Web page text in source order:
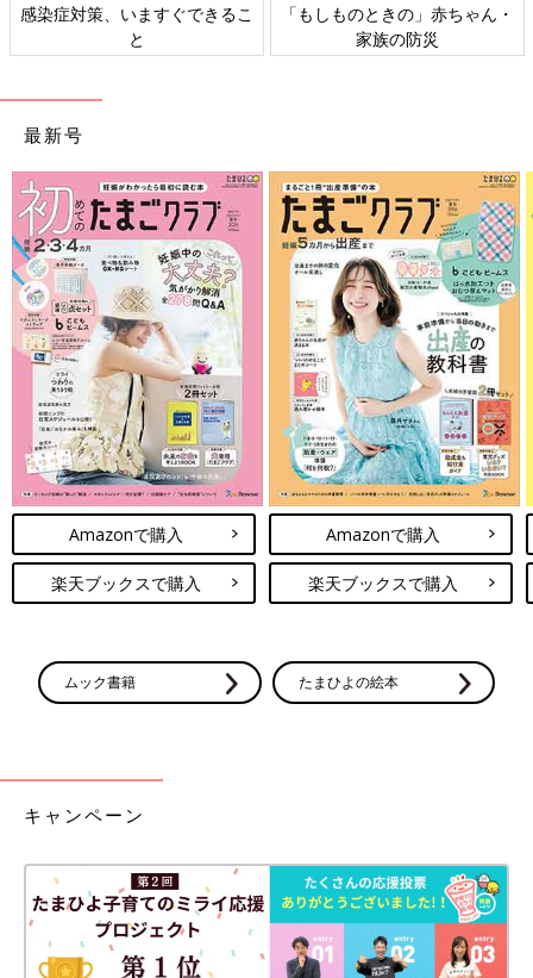
、いますぐできるこ
「もしものときの」赤ちゃん・
日本外来
最新号
Amazonで購入
楽天ブックスで購入
Amazonで購入
楽天ブックスで購入
ムック書籍 たまひよの絵本
キャンペーン